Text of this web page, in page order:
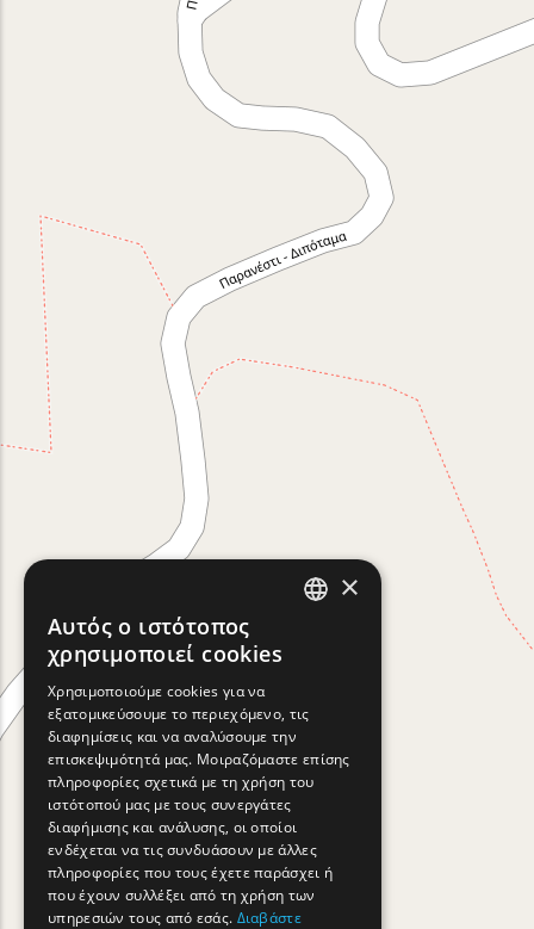
FRENCH
BULGARIAN
ROMANIAN
TURKISH
×
Αυτός ο ιστότοπος
χρησιμοποιεί cookies
Χρησιμοποιούμε cookies για να
εξατομικεύσουμε το περιεχόμενο, τις
διαφημίσεις και να αναλύσουμε την
επισκεψιμότητά μας. Μοιραζόμαστε επίσης
πληροφορίες σχετικά με τη χρήση του
ιστότοπού μας με τους συνεργάτες
διαφήμισης και ανάλυσης, οι οποίοι
ενδέχεται να τις συνδυάσουν με άλλες
πληροφορίες που τους έχετε παράσχει ή
που έχουν συλλέξει από τη χρήση των
υπηρεσιών τους από εσάς. Διαβάστε